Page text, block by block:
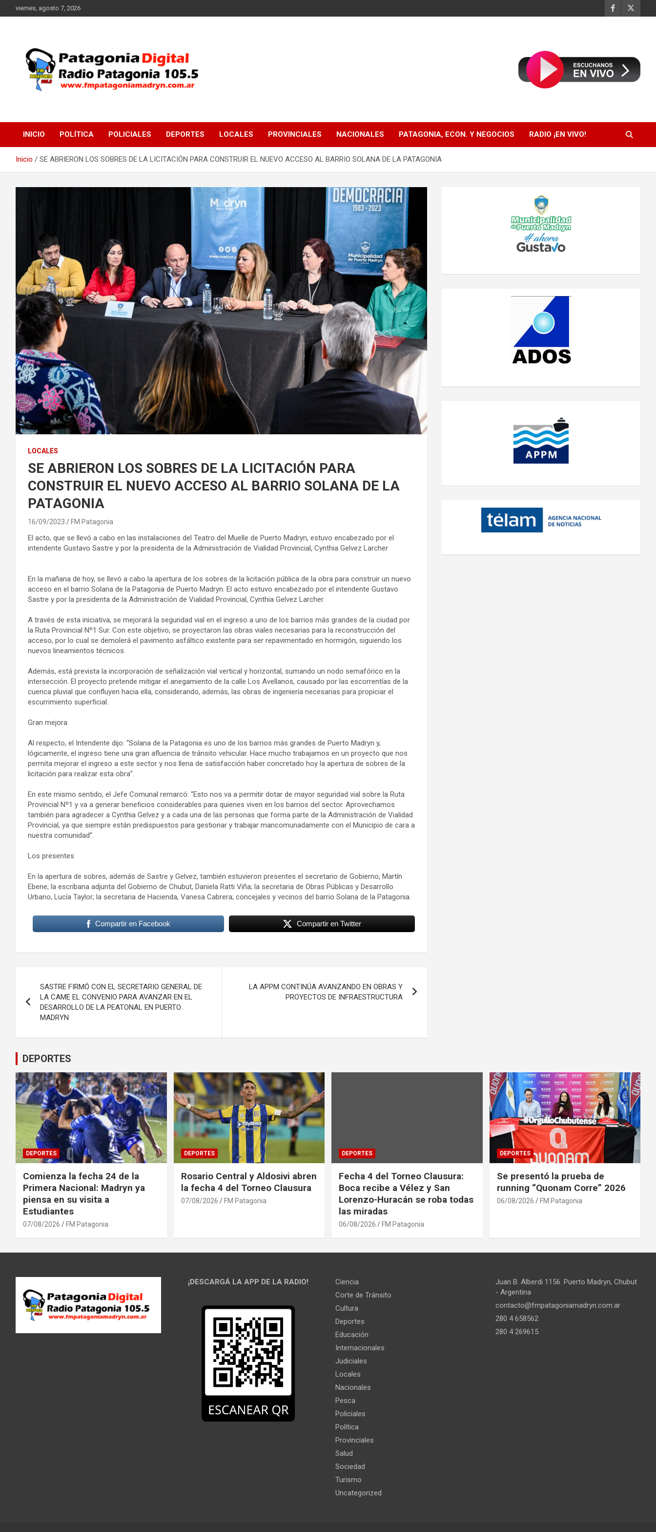
al
viernes, agosto 7, 2026
FM Patagonia Madryn
INICIO POLÍTICA POLICIALES DEPORTES LOCALES PROVINCIALES NACIONALES PATAGONIA, ECON. Y NEGOCIOS RADIO ¡EN VIVO!
Inicio SE ABRIERON LOS SOBRES DE LA LICITACIÓN PARA CONSTRUIR EL NUEVO ACCESO AL BARRIO SOLANA DE LA PATAGONIA
LOCALES
SE ABRIERON LOS SOBRES DE LA LICITACIÓN PARA
CONSTRUIR EL NUEVO ACCESO AL BARRIO SOLANA DE LA
PATAGONIA
16/09/2023 FM Patagonia
El acto, que se llevó a cabo en las instalaciones del Teatro del Muelle de Puerto Madryn, estuvo encabezado por el
intendente Gustavo Sastre y por la presidenta de la Administración de Vialidad Provincial, Cynthia Gelvez Larcher
En la mañana de hoy, se llevó a cabo la apertura de los sobres de la licitación pública de la obra para construir un nuevo
acceso en el barrio Solana de la Patagonia de Puerto Madryn. El acto estuvo encabezado por el intendente Gustavo
Sastre y por la presidenta de la Administración de Vialidad Provincial, Cynthia Gelvez Larcher.
A través de esta iniciativa, se mejorará la seguridad vial en el ingreso a uno de los barrios más grandes de la ciudad por
la Ruta Provincial Nº1 Sur. Con este objetivo, se proyectaron las obras viales necesarias para la reconstrucción del
acceso, por lo cual se demolerá el pavimento asfáltico existente para ser repavimentado en hormigón, siguiendo los
nuevos lineamientos técnicos.
Además, está prevista la incorporación de señalización vial vertical y horizontal, sumando un nodo semafórico en la
intersección. El proyecto pretende mitigar el anegamiento de la calle Los Avellanos, causado por las escorrentías de la
cuenca pluvial que confluyen hacia ella, considerando, además, las obras de ingeniería necesarias para propiciar el
escurrimiento superficial.
Gran mejora
Al respecto, el Intendente dijo: “Solana de la Patagonia es uno de los barrios más grandes de Puerto Madryn y,
lógicamente, el ingreso tiene una gran afluencia de tránsito vehicular. Hace mucho trabajamos en un proyecto que nos
permita mejorar el ingreso a este sector y nos llena de satisfacción haber concretado hoy la apertura de sobres de la
licitación para realizar esta obra”.
En este mismo sentido, el Jefe Comunal remarcó: “Esto nos va a permitir dotar de mayor seguridad vial sobre la Ruta
Provincial Nº1 y va a generar beneficios considerables para quienes viven en los barrios del sector. Aprovechamos
también para agradecer a Cynthia Gelvez y a cada una de las personas que forma parte de la Administración de Vialidad
Provincial, ya que siempre están predispuestos para gestionar y trabajar mancomunadamente con el Municipio de cara a
nuestra comunidad”.
Los presentes
En la apertura de sobres, además de Sastre y Gelvez, también estuvieron presentes el secretario de Gobierno, Martín
Ebene; la escribana adjunta del Gobierno de Chubut, Daniela Ratti Viña; la secretaria de Obras Públicas y Desarrollo
Urbano, Lucía Taylor; la secretaria de Hacienda, Vanesa Cabrera; concejales y vecinos del barrio Solana de la Patagonia.
Compartir en Facebook Compartir en Twitter
de
entradas
SASTRE FIRMÓ CON EL SECRETARIO GENERAL DE
LA CAME EL CONVENIO PARA AVANZAR EN EL
DESARROLLO DE LA PEATONAL EN PUERTO
MADRYN
LA APPM CONTINÚA AVANZANDO EN OBRAS Y
PROYECTOS DE INFRAESTRUCTURA
DEPORTES
DEPORTES
Comienza la fecha 24 de la
Primera Nacional: Madryn ya
piensa en su visita a
Estudiantes
07/08/2026 FM Patagonia
DEPORTES
Rosario Central y Aldosivi abren
la fecha 4 del Torneo Clausura
07/08/2026 FM Patagonia
DEPORTES
Fecha 4 del Torneo Clausura:
Boca recibe a Vélez y San
Lorenzo-Huracán se roba todas
las miradas
06/08/2026 FM Patagonia
DEPORTES
Se presentó la prueba de
running “Quonam Corre” 2026
06/08/2026 FM Patagonia
¡DESCARGÁ LA APP DE LA RADIO!
Ciencia
Corte de Tránsito
Cultura
Deportes
Educación
Internacionales
Judiciales
Locales
Nacionales
Pesca
Policiales
Política
Provinciales
Salud
Sociedad
Turismo
Uncategorized
Juan B. Alberdi 1156. Puerto Madryn, Chubut
- Argentina
contacto@fmpatagoniamadryn.com.ar
280 4 658562
280 4 269615